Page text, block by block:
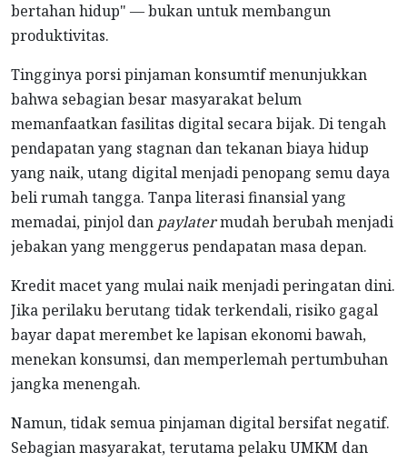
bertahan hidup" — bukan untuk membangun
produktivitas.
Tingginya porsi pinjaman konsumtif menunjukkan
bahwa sebagian besar masyarakat belum
memanfaatkan fasilitas digital secara bijak. Di tengah
pendapatan yang stagnan dan tekanan biaya hidup
yang naik, utang digital menjadi penopang semu daya
beli rumah tangga. Tanpa literasi finansial yang
memadai, pinjol dan paylatermudah berubah menjadi
jebakan yang menggerus pendapatan masa depan.
Kredit macet yang mulai naik menjadi peringatan dini.
Jika perilaku berutang tidak terkendali, risiko gagal
bayar dapat merembet ke lapisan ekonomi bawah,
menekan konsumsi, dan memperlemah pertumbuhan
jangka menengah.
Namun, tidak semua pinjaman digital bersifat negatif.
Sebagian masyarakat, terutama pelaku UMKM dan